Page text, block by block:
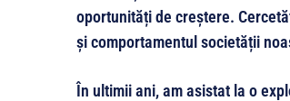
oportunități de creștere.
și comportamentul societății
În ultimii ani, am asistat la o